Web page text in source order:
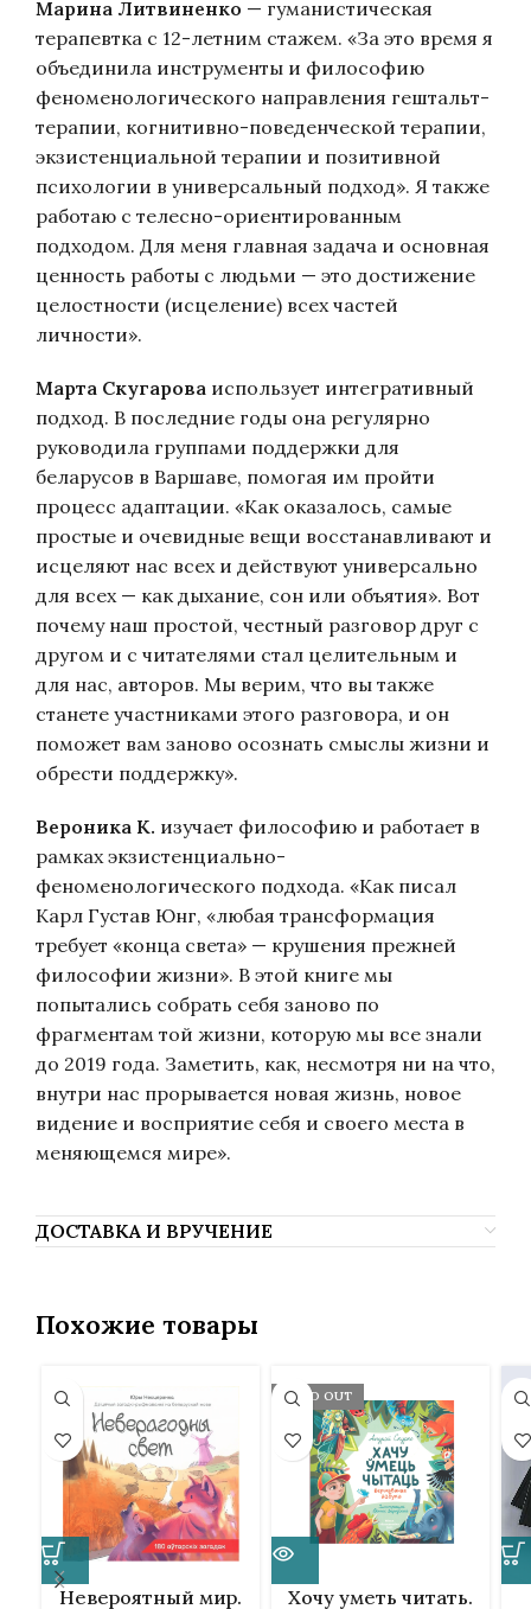
Марина Литвиненко — гуманистическая
терапевтка с 12-летним стажем. «За это время я
объединила инструменты и философию
феноменологического направления гештальт-
терапии, когнитивно-поведенческой терапии,
экзистенциальной терапии и позитивной
психологии в универсальный подход». Я также
работаю с телесно-ориентированным
подходом. Для меня главная задача и основная
ценность работы с людьми — это достижение
целостности (исцеление) всех частей
личности».
Марта Скугарова использует интегративный
подход. В последние годы она регулярно
руководила группами поддержки для
беларусов в Варшаве, помогая им пройти
процесс адаптации. «Как оказалось, самые
простые и очевидные вещи восстанавливают и
исцеляют нас всех и действуют универсально
для всех — как дыхание, сон или объятия». Вот
почему наш простой, честный разговор друг с
другом и с читателями стал целительным и
для нас, авторов. Мы верим, что вы также
станете участниками этого разговора, и он
поможет вам заново осознать смыслы жизни и
обрести поддержку».
Вероника К. изучает философию и работает в
рамках экзистенциально-
феноменологического подхода. «Как писал
Карл Густав Юнг, «любая трансформация
требует «конца света» — крушения прежней
философии жизни». В этой книге мы
попытались собрать себя заново по
фрагментам той жизни, которую мы все знали
до 2019 года. Заметить, как, несмотря ни на что,
внутри нас прорывается новая жизнь, новое
видение и восприятие себя и своего места в
меняющемся мире».
ДОСТАВКА И ВРУЧЕНИЕ
Похожие товары
Невероятный мир.
SOLD OUT
Хочу уметь читать.